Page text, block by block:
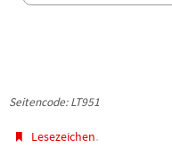
Seitencode: LT951
Lesezeichen.